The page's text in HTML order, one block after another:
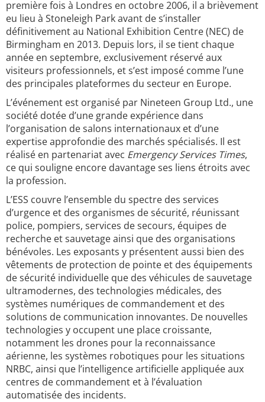
première fois à Londres en octobre 2006, il a brièvement
eu lieu à Stoneleigh Park avant de s’installer
définitivement au National Exhibition Centre (NEC) de
Birmingham en 2013. Depuis lors, il se tient chaque
année en septembre, exclusivement réservé aux
visiteurs professionnels, et s’est imposé comme l’une
des principales plateformes du secteur en Europe.
L’événement est organisé par Nineteen Group Ltd., une
société dotée d’une grande expérience dans
l’organisation de salons internationaux et d’une
expertise approfondie des marchés spécialisés. Il est
réalisé en partenariat avec Emergency Services Times,
ce qui souligne encore davantage ses liens étroits avec
la profession.
L’ESS couvre l’ensemble du spectre des services
d’urgence et des organismes de sécurité, réunissant
police, pompiers, services de secours, équipes de
recherche et sauvetage ainsi que des organisations
bénévoles. Les exposants y présentent aussi bien des
vêtements de protection de pointe et des équipements
de sécurité individuelle que des véhicules de sauvetage
ultramodernes, des technologies médicales, des
systèmes numériques de commandement et des
solutions de communication innovantes. De nouvelles
technologies y occupent une place croissante,
notamment les drones pour la reconnaissance
aérienne, les systèmes robotiques pour les situations
NRBC, ainsi que l’intelligence artificielle appliquée aux
centres de commandement et à l’évaluation
automatisée des incidents.